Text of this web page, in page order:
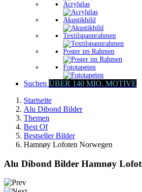
Acrylglas
Akustikbild
Textilspannrahmen
Poster im Rahmen
Fototapeten
Suchen ÜBER 140 MIO. MOTIVE
Startseite
Alu Dibond Bilder
Themen
Best Of
Bestseller Bilder
Hamnøy Lofoten Norwegen
Alu Dibond Bilder Hamnøy